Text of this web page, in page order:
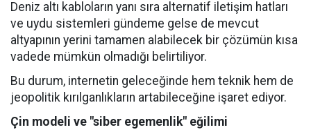
Deniz altı kabloların yanı sıra alternatif iletişim hatları
ve uydu sistemleri gündeme gelse de mevcut
altyapının yerini tamamen alabilecek bir çözümün kısa
vadede mümkün olmadığı belirtiliyor.
Bu durum, internetin geleceğinde hem teknik hem de
jeopolitik kırılganlıkların artabileceğine işaret ediyor.
Çin modeli ve "siber egemenlik" eğilimi